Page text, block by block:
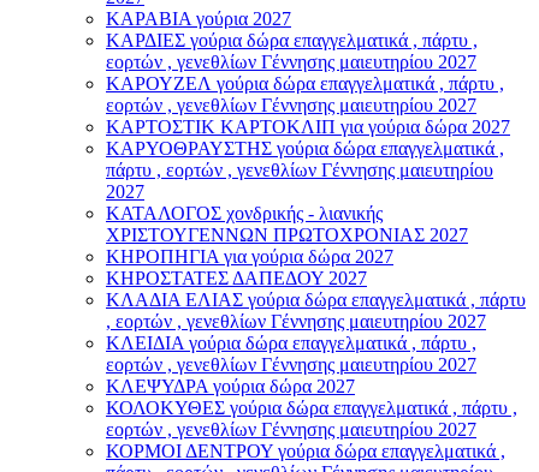
ΚΑΡΑΒΙΑ γούρια 2027
ΚΑΡΔΙΕΣ γούρια δώρα επαγγελματικά , πάρτυ ,
εορτών , γενεθλίων Γέννησης μαιευτηρίου 2027
ΚΑΡΟΥΖΕΛ γούρια δώρα επαγγελματικά , πάρτυ ,
εορτών , γενεθλίων Γέννησης μαιευτηρίου 2027
ΚΑΡΤΟΣΤΙΚ ΚΑΡΤΟΚΛΙΠ για γούρια δώρα 2027
ΚΑΡΥΟΘΡΑΥΣΤΗΣ γούρια δώρα επαγγελματικά ,
πάρτυ , εορτών , γενεθλίων Γέννησης μαιευτηρίου
2027
ΚΑΤΑΛΟΓΟΣ χονδρικής - λιανικής
ΧΡΙΣΤΟΥΓΕΝΝΩΝ ΠΡΩΤΟΧΡΟΝΙΑΣ 2027
ΚΗΡΟΠΗΓΙΑ για γούρια δώρα 2027
ΚΗΡΟΣΤΑΤΕΣ ΔΑΠΕΔΟΥ 2027
ΚΛΑΔΙΑ ΕΛΙΑΣ γούρια δώρα επαγγελματικά , πάρτυ
, εορτών , γενεθλίων Γέννησης μαιευτηρίου 2027
ΚΛΕΙΔΙΑ γούρια δώρα επαγγελματικά , πάρτυ ,
εορτών , γενεθλίων Γέννησης μαιευτηρίου 2027
ΚΛΕΨΥΔΡΑ γούρια δώρα 2027
ΚΟΛΟΚΥΘΕΣ γούρια δώρα επαγγελματικά , πάρτυ ,
εορτών , γενεθλίων Γέννησης μαιευτηρίου 2027
ΚΟΡΜΟΙ ΔΕΝΤΡΟΥ γούρια δώρα επαγγελματικά ,